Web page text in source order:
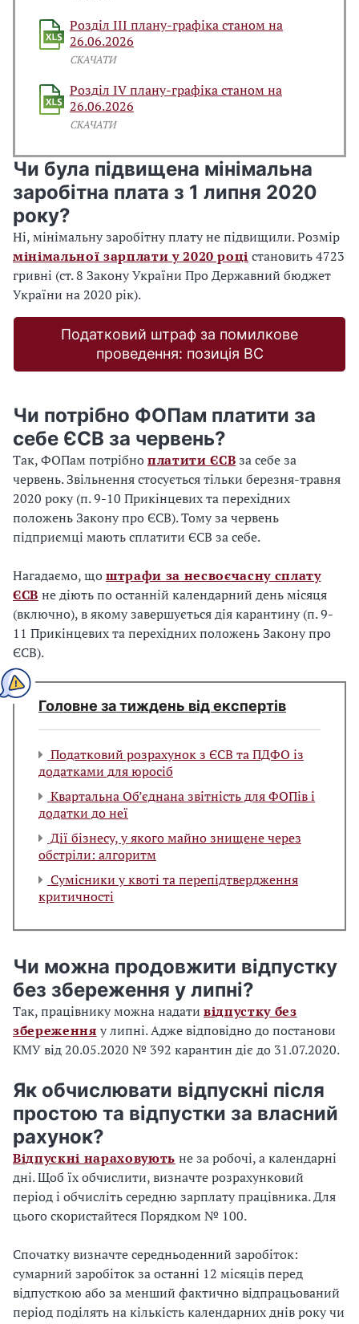
Розділ ІІІ плану-графіка станом на
26.06.2026
СКАЧАТИ
Розділ IV плану-графіка станом на
26.06.2026
СКАЧАТИ
Чи була підвищена мінімальна
заробітна плата з 1 липня 2020
року?
Ні, мінімальну заробітну плату не підвищили. Розмір
мінімальної зарплати у 2020 році становить 4723
гривні (ст. 8 Закону України Про Державний бюджет
України на 2020 рік).
Податковий штраф за помилкове
проведення: позиція ВС
Чи потрібно ФОПам платити за
себе ЄСВ за червень?
Так, ФОПам потрібноплатити ЄСВза себе за
червень. Звільнення стосується тільки березня-травня
2020 року (п. 9-10 Прикінцевих та перехідних
положень Закону про ЄСВ). Тому за червень
підприємці мають сплатити ЄСВ за себе.
Нагадаємо, щоштрафи за несвоєчасну сплату
ЄСВ не діють по останній календарний день місяця
(включно), в якому завершується дія карантину (п. 9-
11 Прикінцевих та перехідних положень Закону про
ЄСВ).
Головне за тиждень від експертів
Податковий розрахунок з ЄСВ та ПДФО із
додатками для юросіб
Квартальна Об’єднана звітність для ФОПів і
додатки до неї
Дії бізнесу, у якого майно знищене через
обстріли: алгоритм
Сумісники у квоті та перепідтвердження
критичності
Чи можна продовжити відпустку
без збереження у липні?
Так, працівнику можна надати відпустку без
збереження у липні. Адже відповідно до постанови
КМУ від 20.05.2020 № 392 карантин діє до 31.07.2020.
Як обчислювати відпускні після
простою та відпустки за власний
рахунок?
Відпускні нараховують не за робочі, а календарні
дні. Щоб їх обчислити, визначте розрахунковий
період і обчисліть середню зарплату працівника. Для
цього скористайтеся Порядком № 100.
Спочатку визначте середньоденний заробіток:
сумарний заробіток за останні 12 місяців перед
відпусткою або за менший фактично відпрацьований
період поділять на кількість календарних днів року чи